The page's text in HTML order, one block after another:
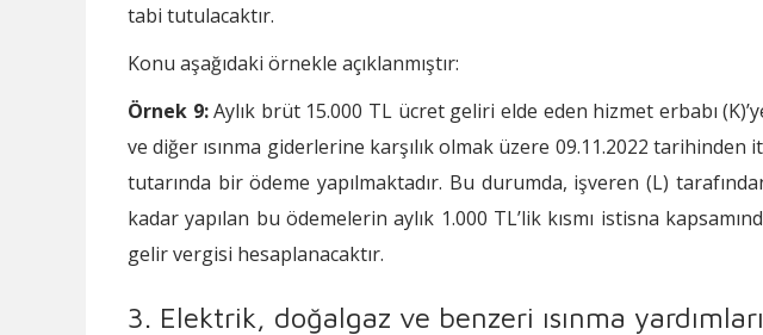
tabi tutulacaktır.
Konu aşağıdaki örnekle açıklanmıştır:
Örnek 9:Aylık brüt 15.000 TL ücret geliri elde eden hizmet erbabı
ve diğer ısınma giderlerine karşılık olmak üzere 09.11.2022
tutarında bir ödeme yapılmaktadır. Bu durumda, işveren (L)
kadar yapılan bu ödemelerin aylık 1.000 TL’lik kısmı istisna
gelir vergisi hesaplanacaktır.
3. Elektrik, doğalgaz ve benzeri ısınma